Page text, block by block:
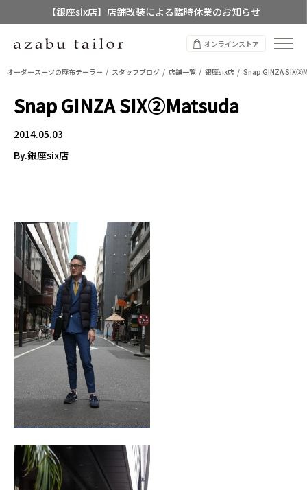
【銀座six店】店舗改装による臨時休業のお知らせ
【店舗限定】レディースオーダースーツ
オンラインストア
オーダースーツの麻布テーラー スタッフブログ 店舗一覧 銀座six店 Snap GINZA
Snap GINZA SIX②Matsuda
2014.05.03
By.銀座six店